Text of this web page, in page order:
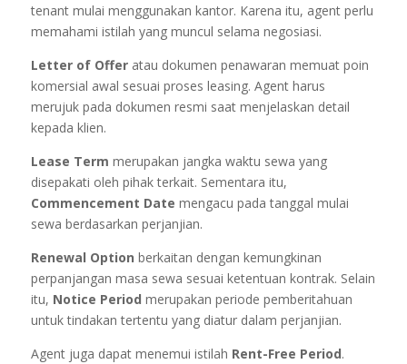
tenant mulai menggunakan kantor. Karena itu, agent perlu
memahami istilah yang muncul selama negosiasi.
Letter of Offeratau dokumen penawaran memuat poin
komersial awal sesuai proses leasing. Agent harus
merujuk pada dokumen resmi saat menjelaskan detail
kepada klien.
Lease Term merupakan jangka waktu sewa yang
disepakati oleh pihak terkait. Sementara itu,
Commencement Date mengacu pada tanggal mulai
sewa berdasarkan perjanjian.
Renewal Option berkaitan dengan kemungkinan
perpanjangan masa sewa sesuai ketentuan kontrak. Selain
itu, Notice Period merupakan periode pemberitahuan
untuk tindakan tertentu yang diatur dalam perjanjian.
Agent juga dapat menemui istilah Rent-Free Period.